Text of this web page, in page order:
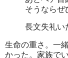
そうならぜ
長文失礼い
生命の重さ。一
かった。家族で